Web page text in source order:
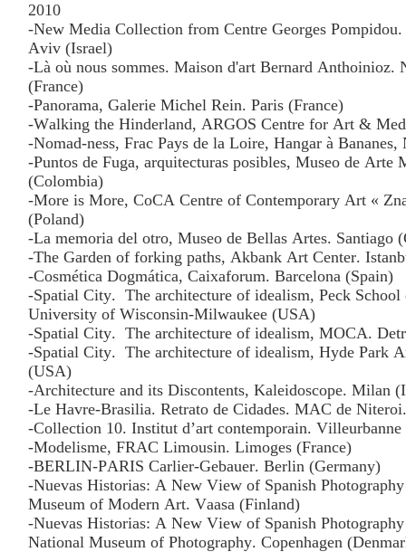
2010
-New Media Collection from Centre Georges
Aviv (Israel)
-Là où nous sommes. Maison d'art Bernard Anthoinioz.
(France)
-Panorama, Galerie Michel Rein. Paris (France)
-Walking the Hinderland, ARGOS Centre for Art &
-Nomad-ness, Frac Pays de la Loire, Hangar à Bananes,
-Puntos de Fuga, arquitecturas posibles, Museo de Arte
(Colombia)
-More is More, CoCA Centre of Contemporary Art «
(Poland)
-La memoria del otro, Museo de Bellas Artes. Santiago
-The Garden of forking paths, Akbank Art Center.
-Cosmética Dogmática, Caixaforum. Barcelona (Spain)
-Spatial City. The architecture of idealism, Peck
University of Wisconsin-Milwaukee (USA)
-Spatial City. The architecture of idealism, MOCA.
-Spatial City. The architecture of idealism, Hyde Park
(USA)
-Architecture and its Discontents, Kaleidoscope. Milan
-Le Havre-Brasilia. Retrato de Cidades. MAC de
-Collection 10. Institut d’art contemporain. Villeurbanne
-Modelisme, FRAC Limousin. Limoges (France)
-BERLIN-PARIS Carlier-Gebauer. Berlin (Germany)
-Nuevas Historias: A New View of Spanish
Museum of Modern Art. Vaasa (Finland)
-Nuevas Historias: A New View of Spanish
National Museum of Photography. Copenhagen